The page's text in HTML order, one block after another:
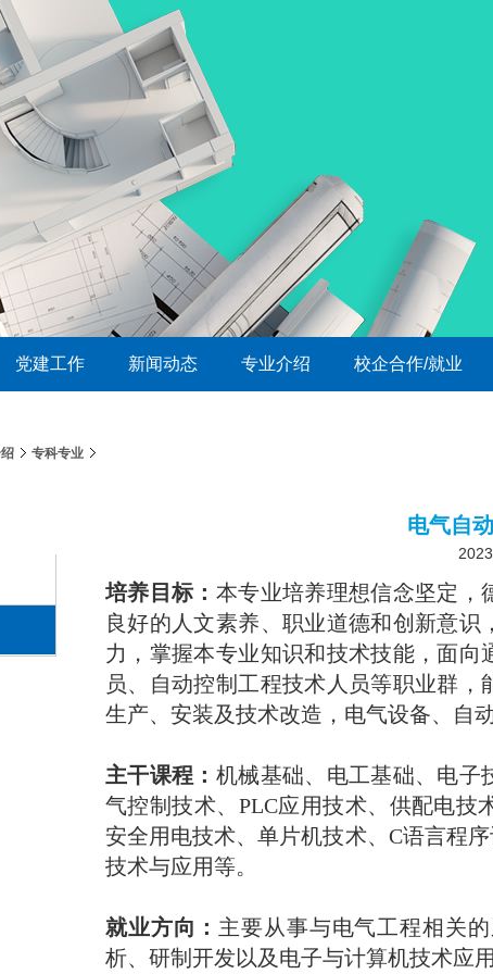
党建工作 新闻动态 专业介绍 校企合作/就业
专科专业
电气自
培养目标： 本专业培养理想信念坚定，
良好的人文素养、职业道德和创新意
力，掌握本专业知识和技术技能，面向
员、自动控制工程技术人员等职业群
生产、安装及技术改造，电气设备、自
主干课程： 机械基础、电工基础、电子
气控制技术、PLC应用技术、供配电技
安全用电技术、单片机技术、C语言程
技术与应用等。
就业方向： 主要从事与电气工程相关
析、研制开发以及电子与计算机技术应